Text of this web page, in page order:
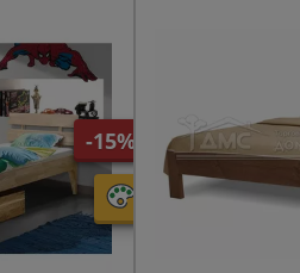
-15%